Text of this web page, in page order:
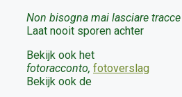
Non bisogna mai lasciare tracce
Laat nooit sporen achter
Bekijk ook het
fotoracconto, fotoverslag
Bekijk ook de